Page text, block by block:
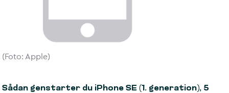
(Foto: Apple)
Sådan genstarter du iPhone SE (1. generation), 5